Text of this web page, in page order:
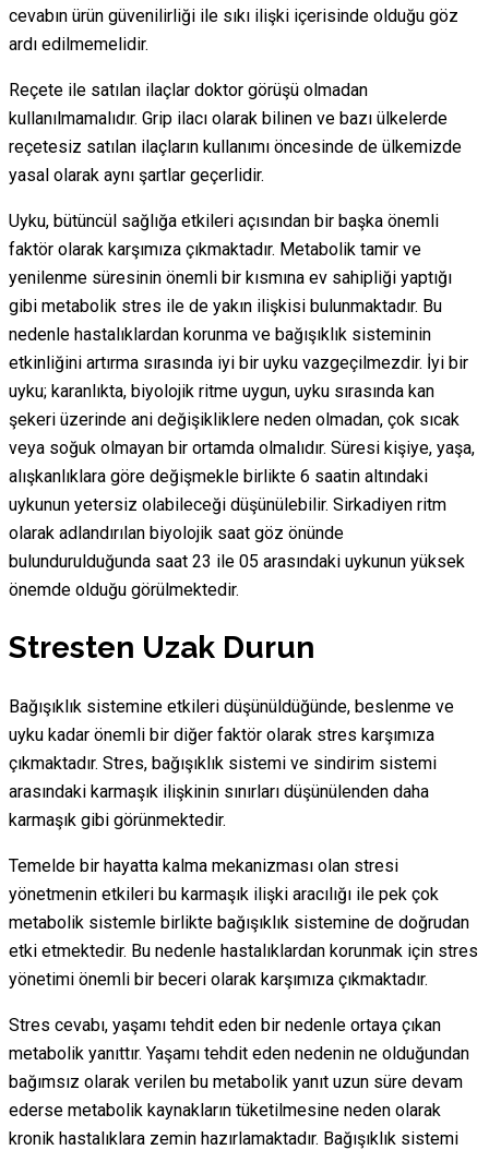
cevabın ürün güvenilirliği ile sıkı ilişki içerisinde olduğu göz
ardı edilmemelidir.
Reçete ile satılan ilaçlar doktor görüşü olmadan
kullanılmamalıdır. Grip ilacı olarak bilinen ve bazı ülkelerde
reçetesiz satılan ilaçların kullanımı öncesinde de ülkemizde
yasal olarak aynı şartlar geçerlidir.
Uyku, bütüncül sağlığa etkileri açısından bir başka önemli
faktör olarak karşımıza çıkmaktadır. Metabolik tamir ve
yenilenme süresinin önemli bir kısmına ev sahipliği yaptığı
gibi metabolik stres ile de yakın ilişkisi bulunmaktadır. Bu
nedenle hastalıklardan korunma ve bağışıklık sisteminin
etkinliğini artırma sırasında iyi bir uyku vazgeçilmezdir. İyi bir
uyku; karanlıkta, biyolojik ritme uygun, uyku sırasında kan
şekeri üzerinde ani değişikliklere neden olmadan, çok sıcak
veya soğuk olmayan bir ortamda olmalıdır. Süresi kişiye, yaşa,
alışkanlıklara göre değişmekle birlikte 6 saatin altındaki
uykunun yetersiz olabileceği düşünülebilir. Sirkadiyen ritm
olarak adlandırılan biyolojik saat göz önünde
bulundurulduğunda saat 23 ile 05 arasındaki uykunun yüksek
önemde olduğu görülmektedir.
Stresten Uzak Durun
Bağışıklık sistemine etkileri düşünüldüğünde, beslenme ve
uyku kadar önemli bir diğer faktör olarak stres karşımıza
çıkmaktadır. Stres, bağışıklık sistemi ve sindirim sistemi
arasındaki karmaşık ilişkinin sınırları düşünülenden daha
karmaşık gibi görünmektedir.
Temelde bir hayatta kalma mekanizması olan stresi
yönetmenin etkileri bu karmaşık ilişki aracılığı ile pek çok
metabolik sistemle birlikte bağışıklık sistemine de doğrudan
etki etmektedir. Bu nedenle hastalıklardan korunmak için stres
yönetimi önemli bir beceri olarak karşımıza çıkmaktadır.
Stres cevabı, yaşamı tehdit eden bir nedenle ortaya çıkan
metabolik yanıttır. Yaşamı tehdit eden nedenin ne olduğundan
bağımsız olarak verilen bu metabolik yanıt uzun süre devam
ederse metabolik kaynakların tüketilmesine neden olarak
kronik hastalıklara zemin hazırlamaktadır. Bağışıklık sistemi